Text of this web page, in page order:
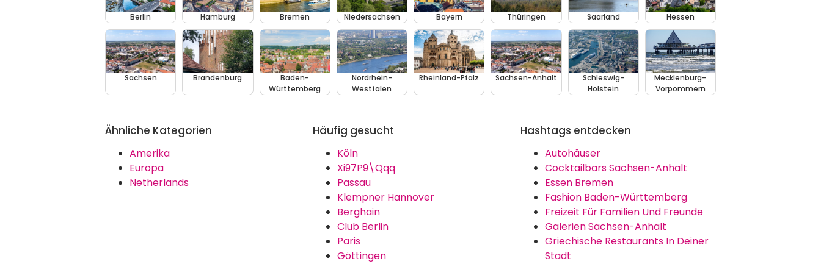
Berlin Hamburg Bremen Niedersachsen Bayern Thüringen Saarland Hessen
Sachsen Brandenburg
Baden-
Württemberg
Nordrhein-
Westfalen
Rheinland-Pfalz Sachsen-Anhalt
Schleswig-
Holstein
Mecklenburg-
Vorpommern
Ähnliche Kategorien
Amerika
Europa
Netherlands
Häufig gesucht
Köln
Xi97P9\Qqq
Passau
Klempner Hannover
Berghain
Club Berlin
Paris
Göttingen
Hashtags entdecken
Autohäuser
Cocktailbars Sachsen-Anhalt
Essen Bremen
Fashion Baden-Württemberg
Freizeit Für Familien Und Freunde
Galerien Sachsen-Anhalt
Griechische Restaurants In Deiner
Stadt